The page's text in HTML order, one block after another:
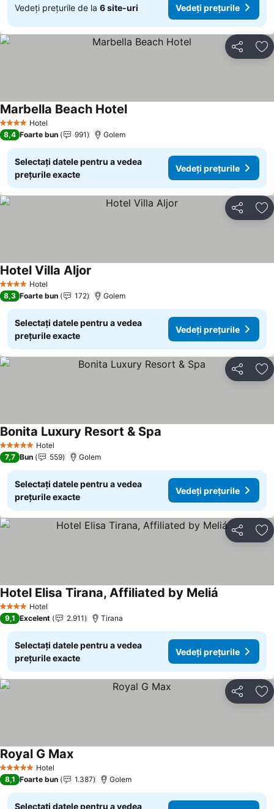
Vedeți prețurile de la 6 site-uri Vedeți prețurile
Distribuiți
4 Stele Hotel
Marbella Beach Hotel
8,4 Foarte bun 991 Golem
Selectați datele pentru a vedea
prețurile exacte
Vedeți prețurile
Distribuiți
4 Stele Hotel
Hotel Villa Aljor
8,3 Foarte bun 172 Golem
Selectați datele pentru a vedea
prețurile exacte
Vedeți prețurile
Distribuiți
5 Stele Hotel
Bonita Luxury Resort & Spa
7,7 Bun 559 Golem
Selectați datele pentru a vedea
prețurile exacte
Vedeți prețurile
Distribuiți
4 Stele Hotel
Hotel Elisa Tirana, Affiliated by Meliá
9,1 Excelent 2.911 Tirana
Selectați datele pentru a vedea
prețurile exacte
Vedeți prețurile
Distribuiți
5 Stele Hotel
Royal G Max
8,1 Foarte bun 1.387 Golem
Selectați datele pentru a vedea